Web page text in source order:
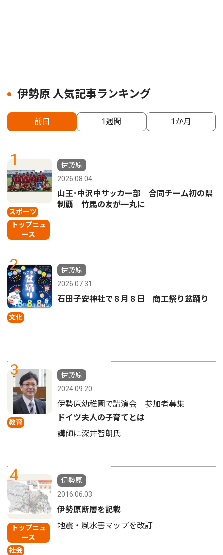
伊勢原 人気記事ランキング
前日 1週間 1か月
1
スポーツ
トップニュ
ース
伊勢原
2026.08.04
山王･中沢中サッカー部 合同チーム初の県
制覇 竹馬の友が一丸に
2
文化
伊勢原
2026.07.31
石田子安神社で８月８日 商工祭り盆踊り
3
教育
伊勢原
2024.09.20
伊勢原幼稚園で講演会 参加者募集
ドイツ夫人の子育てとは
講師に深井智朗氏
4
トップニュ
ース
社会
伊勢原
2016.06.03
伊勢原断層を記載
地震・風水害マップを改訂